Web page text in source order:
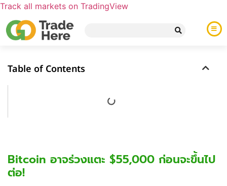
Track all markets on TradingView
Table of Contents
Bitcoin อาจร่วงแตะ $55,000 ก่อนจะขึ้นไป
ต่อ!